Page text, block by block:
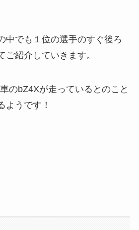
中でも１位の選手のすぐ後ろ
ご紹介していきます。
のbZ4Xが走っているとのこと
ようです！